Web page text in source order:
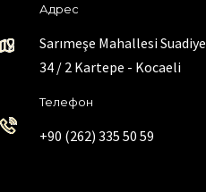
Адрес
Sarımeşe Mahallesi
34 / 2 Kartepe - Kocaeli
Телефон
+90 (262) 335 50 59